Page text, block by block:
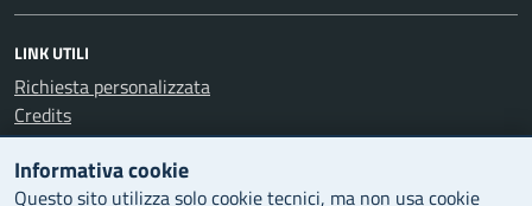
LINK UTILI
Richiesta personalizzata
Credits
LEGAL
Informativa cookie
Questo sito utilizza solo cookie tecnici, ma non usa cookie